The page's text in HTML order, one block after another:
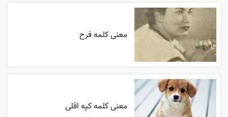
معنی کلمه فرح
معنی کلمه کپه اقلی